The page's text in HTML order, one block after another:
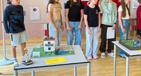
search
Suchbegriff
eingeben
© Krone Multimedia GmbH & Co KG 2026